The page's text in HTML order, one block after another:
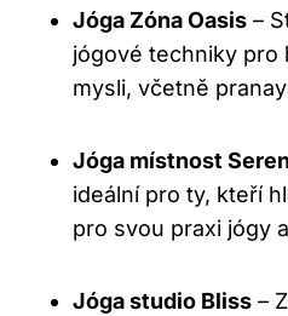
Jóga Zóna Oasis –
jógové techniky pro
mysli, včetně
Jóga místnost
ideální pro ty, kteří
pro svou praxi jógy
Jóga studio Bliss –